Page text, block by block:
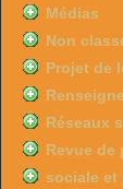
Médias
Non
Projet de
Réseaux
Revue de
sociale et